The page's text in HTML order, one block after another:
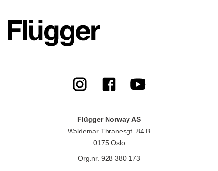
Flügger Norway AS
Waldemar Thranesgt. 84 B
0175 Oslo
Org.nr. 928 380 173